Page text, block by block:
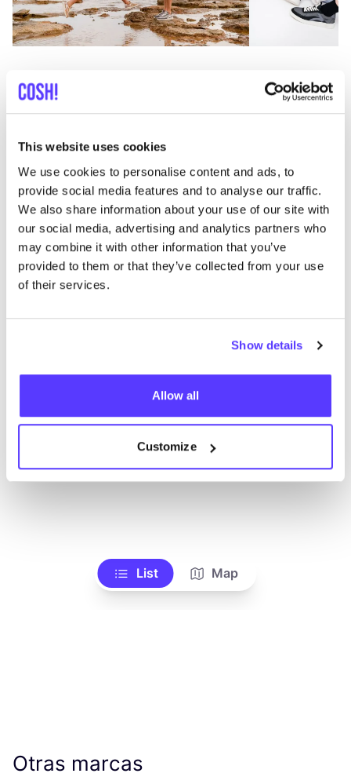
This website uses cookies
We use cookies to personalise content and ads, to
provide social media features and to analyse our traffic.
We also share information about your use of our site with
our social media, advertising and analytics partners who
may combine it with other information that you’ve
provided to them or that they’ve collected from your use
of their services.
Show details
Allow all
Customize
PreviousNext
Descubra dónde comprarKUMI
línea de ropa
No encontramos ningún resultado para tus
criterios de búsqueda.
List Map
Otras marcas